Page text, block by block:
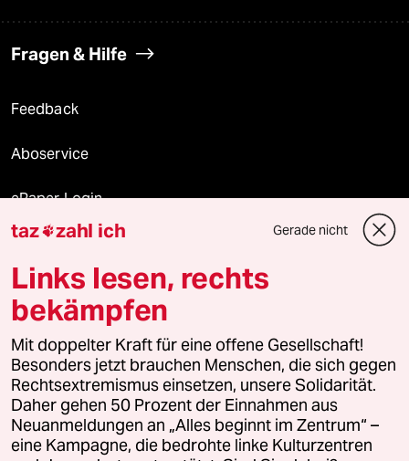
Fragen & Hilfe
Feedback
Aboservice
ePaper Login
Downloads für Abonnierende
© 2026 taz Verlags und Vertriebs GmbH
Alle Rechte vorbehalten. Bei rechtlichen Fragen oder für Genehmigungen
wenden Sie sich bitte an
lizenzen@taz.de
Feedback Redaktionsstatut Kommune-Richtlinien
taz zahl ich Gerade nicht
Links lesen, rechts
bekämpfen
Mit doppelter Kraft für eine offene Gesellschaft!
Besonders jetzt brauchen Menschen, die sich gegen
Rechtsextremismus einsetzen, unsere Solidarität.
Daher gehen 50 Prozent der Einnahmen aus
Neuanmeldungen an „Alles beginnt im Zentrum“ –
eine Kampagne, die bedrohte linke Kulturzentren